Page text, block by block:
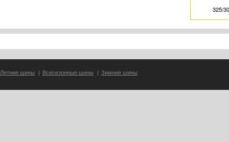
325/
Летние шины | Всесезонные шины | Зимние шины